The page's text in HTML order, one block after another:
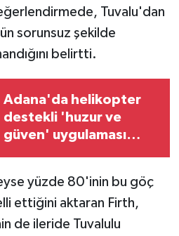
Tuvalu'dan
sorunsuz şekilde
belirtti.
Adana'da helikopter
destekli 'huzur ve
güven' uygulaması
yüzde 80'inin bu göç
ettiğini aktaran Firth,
de ileride Tuvalulu